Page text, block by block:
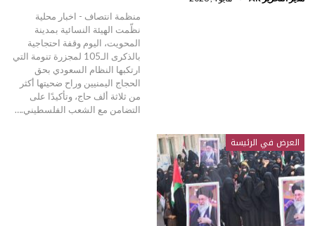
منظمة انتصاف - اخبار محلية
نظّمت الهيئة النسائية بمدينة
المحويت، اليوم وقفة احتجاجية
بالذكرى الـ105 لمجزرة تنومة التي
ارتكبها النظام السعودي بحق
الحجاج اليمنيين وراح ضحيتها أكثر
من ثلاثة ألف حاج، وتأكيدًا على
التضامن مع الشعب الفلسطيني.…
العرض في الرئيسة